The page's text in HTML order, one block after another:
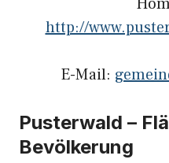
http://
E-Mail:
Pusterwald –
Bevölkerung